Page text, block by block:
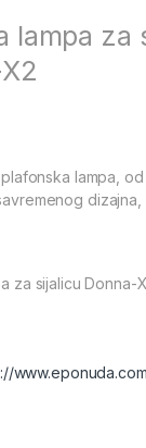
lampa za
lampa, od
za sijalicu Donna-